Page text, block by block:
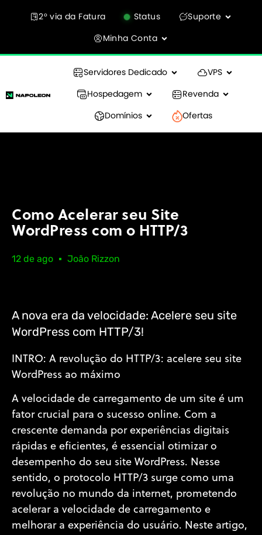
2° via da Fatura Status
Suporte
Minha Conta
Servidores Dedicado
VPS
Hospedagem
Revenda
Domínios
Ofertas
Como Acelerar seu Site
WordPress com o HTTP/3
12 de ago João Rizzon
A nova era da velocidade: Acelere seu site
WordPress com HTTP/3!
INTRO: A revolução do HTTP/3: acelere seu site
WordPress ao máximo
A velocidade de carregamento de um site é um
fator crucial para o sucesso online. Com a
crescente demanda por experiências digitais
rápidas e eficientes, é essencial otimizar o
desempenho do seu site WordPress. Nesse
sentido, o protocolo HTTP/3 surge como uma
revolução no mundo da internet, prometendo
acelerar a velocidade de carregamento e
melhorar a experiência do usuário. Neste artigo,